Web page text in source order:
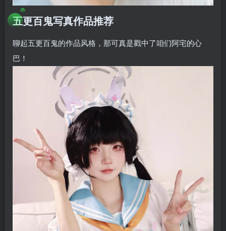
五更百鬼写真作品推荐
聊起五更百鬼的作品风格，那可真是戳中了咱们阿宅的心
巴！